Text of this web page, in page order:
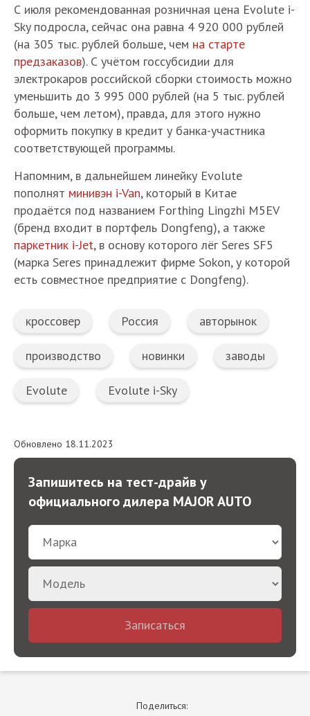
С июля рекомендованная розничная цена Evolute i-
Sky подросла, сейчас она равна 4 920 000 рублей
(на 305 тыс. рублей больше, чем на старте
предзаказов). С учётом госсубсидии для
электрокаров российской сборки стоимость можно
уменьшить до 3 995 000 рублей (на 5 тыс. рублей
больше, чем летом), правда, для этого нужно
оформить покупку в кредит у банка-участника
соответствующей программы.
Напомним, в дальнейшем линейку Evolute
пополнят минивэн i-Van, который в Китае
продаётся под названием Forthing Lingzhi M5EV
(бренд входит в портфель Dongfeng), а также
паркетник i-Jet, в основу которого лёг Seres SF5
(марка Seres принадлежит фирме Sokon, у которой
есть совместное предприятие с Dongfeng).
кроссовер Россия авторынок
производство новинки заводы
Evolute Evolute i-Sky
Обновлено 18.11.2023
Запишитесь на тест-драйв у
официального дилера MAJOR AUTO
Записаться
Поделиться: